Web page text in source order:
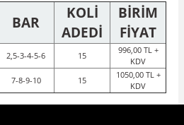
BAR
KOLİ
ADEDİ
BİRİM
FİYAT
2,5-3-4-5-6 15
996,00 TL +
KDV
7-8-9-10 15
1050,00 TL +
KDV